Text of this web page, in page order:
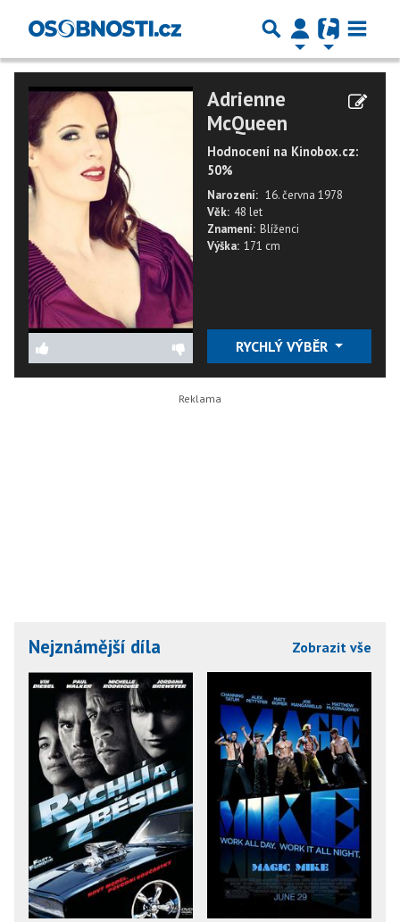
Adrienne
McQueen
Hodnocení na Kinobox.cz:
50%
Narození: 16. června 1978
Věk: 48 let
Znamení: Blíženci
Výška: 171 cm
RYCHLÝ VÝBĚR
Nejznámější díla Zobrazit vše